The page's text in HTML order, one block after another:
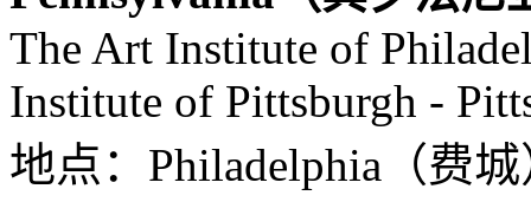
The Art Institute of
Institute of Pittsburgh -
地点：Philadelphia（费